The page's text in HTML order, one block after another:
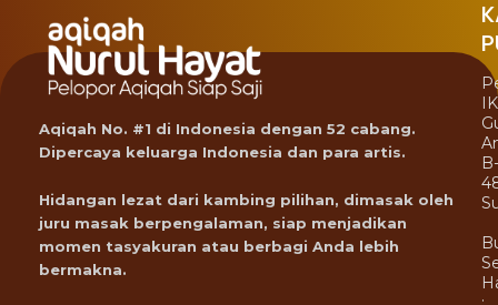
Aqiqah No. #1 di Indonesia dengan 52 cabang.
Dipercaya keluarga Indonesia dan para artis.
Hidangan lezat dari kambing pilihan, dimasak oleh
juru masak berpengalaman, siap menjadikan
momen tasyakuran atau berbagi Anda lebih
bermakna.
B-